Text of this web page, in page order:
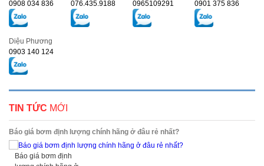
0908 034 836
076.435.9188
0965109291
0901 375 836
Diệu Phương
0903 140 124
TIN TỨC MỚI
Báo giá bơm định lượng chính hãng ở đâu rẻ nhất?
Báo giá bơm định